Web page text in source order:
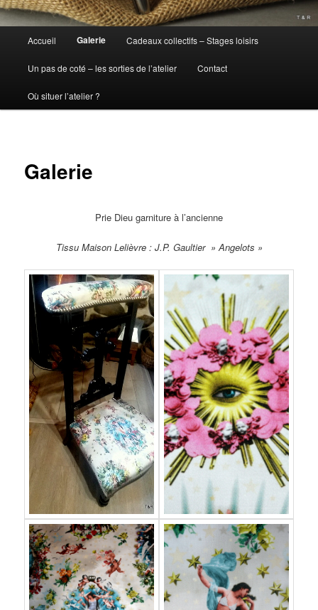
principal
Accueil Galerie Cadeaux collectifs – Stages loisirs
Un pas de coté – les sorties de l’atelier Contact
Où situer l’atelier ?
Galerie
Prie Dieu garniture à l’ancienne
Tissu Maison Lelièvre : J.P. Gaultier » Angelots »